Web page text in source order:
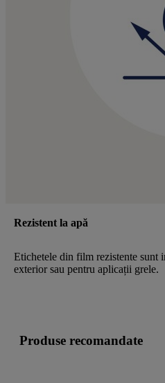
Rezistent la apă
Etichetele din film rezistente sunt
exterior sau pentru aplicații grele.
Produse recomandate